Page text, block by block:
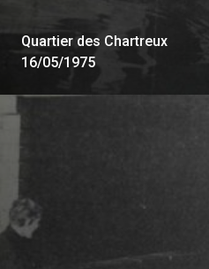
Quartier des Chartreux
16/05/1975